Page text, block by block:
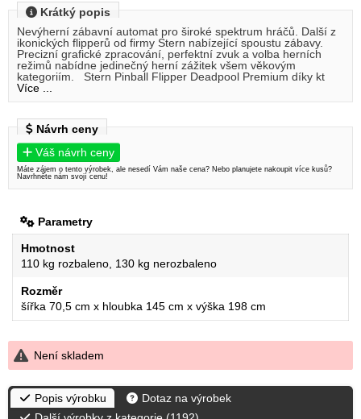
Krátký popis
Nevýherní zábavní automat pro široké spektrum hráčů. Další z
ikonických flipperů od firmy Stern nabízející spoustu zábavy.
Precizní grafické zpracování, perfektní zvuk a volba herních
režimů nabídne jedinečný herní zážitek všem věkovým
kategoriím. Stern Pinball Flipper Deadpool Premium díky kt
Více ...
Návrh ceny
Váš návrh ceny
Máte zájem o tento výrobek, ale nesedí Vám naše cena? Nebo planujete nakoupit více kusů?
Navrhněte nám svojí cenu!
Parametry
Hmotnost
110 kg rozbaleno, 130 kg nerozbaleno
Rozměr
šířka 70,5 cm x hloubka 145 cm x výška 198 cm
Není skladem
Popis výrobku
Dotaz na výrobek